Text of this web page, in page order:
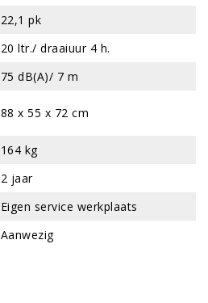
22,1 pk
20 ltr./ draaiuur 4 h.
75 dB(A)/ 7 m
88 x 55 x 72 cm
164 kg
2 jaar
Eigen service werkplaats
Aanwezig